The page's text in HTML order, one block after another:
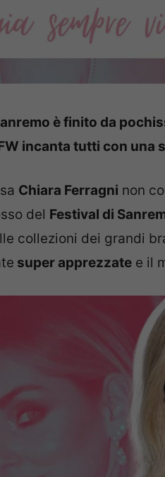
è finito da
incanta tutti con una
Chiara Ferragni non
del Festival di
collezioni dei grandi
super apprezzate e il